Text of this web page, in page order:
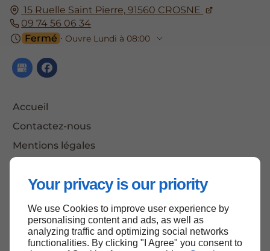
Your privacy is our priority
We use Cookies to improve user experience by
personalising content and ads, as well as
analyzing traffic and optimizing social networks
functionalities. By clicking "I Agree" you consent to
15 Ruelle Saint Pierre, 91560 CROSNE
09 74 56 06 34
Fermé ⋅ Ouvre Lundi à 08:00
Accueil
Contactez-nous
Mentions légales
Haut de page